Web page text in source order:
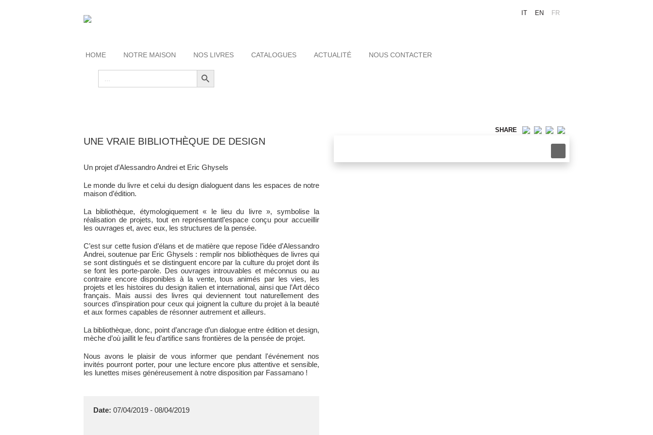
IT EN FR
HOME NOTRE MAISON NOS LIVRES CATALOGUES ACTUALITÉ NOUS CONTACTER
Search
for:
Search Button
SHARE
UNE VRAIE BIBLIOTHÈQUE DE DESIGN
Un projet d’Alessandro Andrei et Eric Ghysels
Le monde du livre et celui du design dialoguent dans les espaces de notre
maison d’édition.
La bibliothèque, étymologiquement « le lieu du livre », symbolise la
réalisation de projets, tout en représentantl’espace conçu pour accueillir
les ouvrages et, avec eux, les structures de la pensée.
C’est sur cette fusion d’élans et de matière que repose l’idée d’Alessandro
Andrei, soutenue par Eric Ghysels : remplir nos bibliothèques de livres qui
se sont distingués et se distinguent encore par la culture du projet dont ils
se font les porte-parole. Des ouvrages introuvables et méconnus ou au
contraire encore disponibles à la vente, tous animés par les vies, les
projets et les histoires du design italien et international, ainsi que l’Art déco
français. Mais aussi des livres qui deviennent tout naturellement des
sources d’inspiration pour ceux qui joignent la culture du projet à la beauté
et aux formes capables de résonner autrement et ailleurs.
La bibliothèque, donc, point d’ancrage d’un dialogue entre édition et design,
mèche d’où jaillit le feu d’artifice sans frontières de la pensée de projet.
Nous avons le plaisir de vous informer que pendant l'événement nos
invités pourront porter, pour une lecture encore plus attentive et sensible,
les lunettes mises généreusement à notre disposition par Fassamano !
Date: 07/04/2019 - 08/04/2019